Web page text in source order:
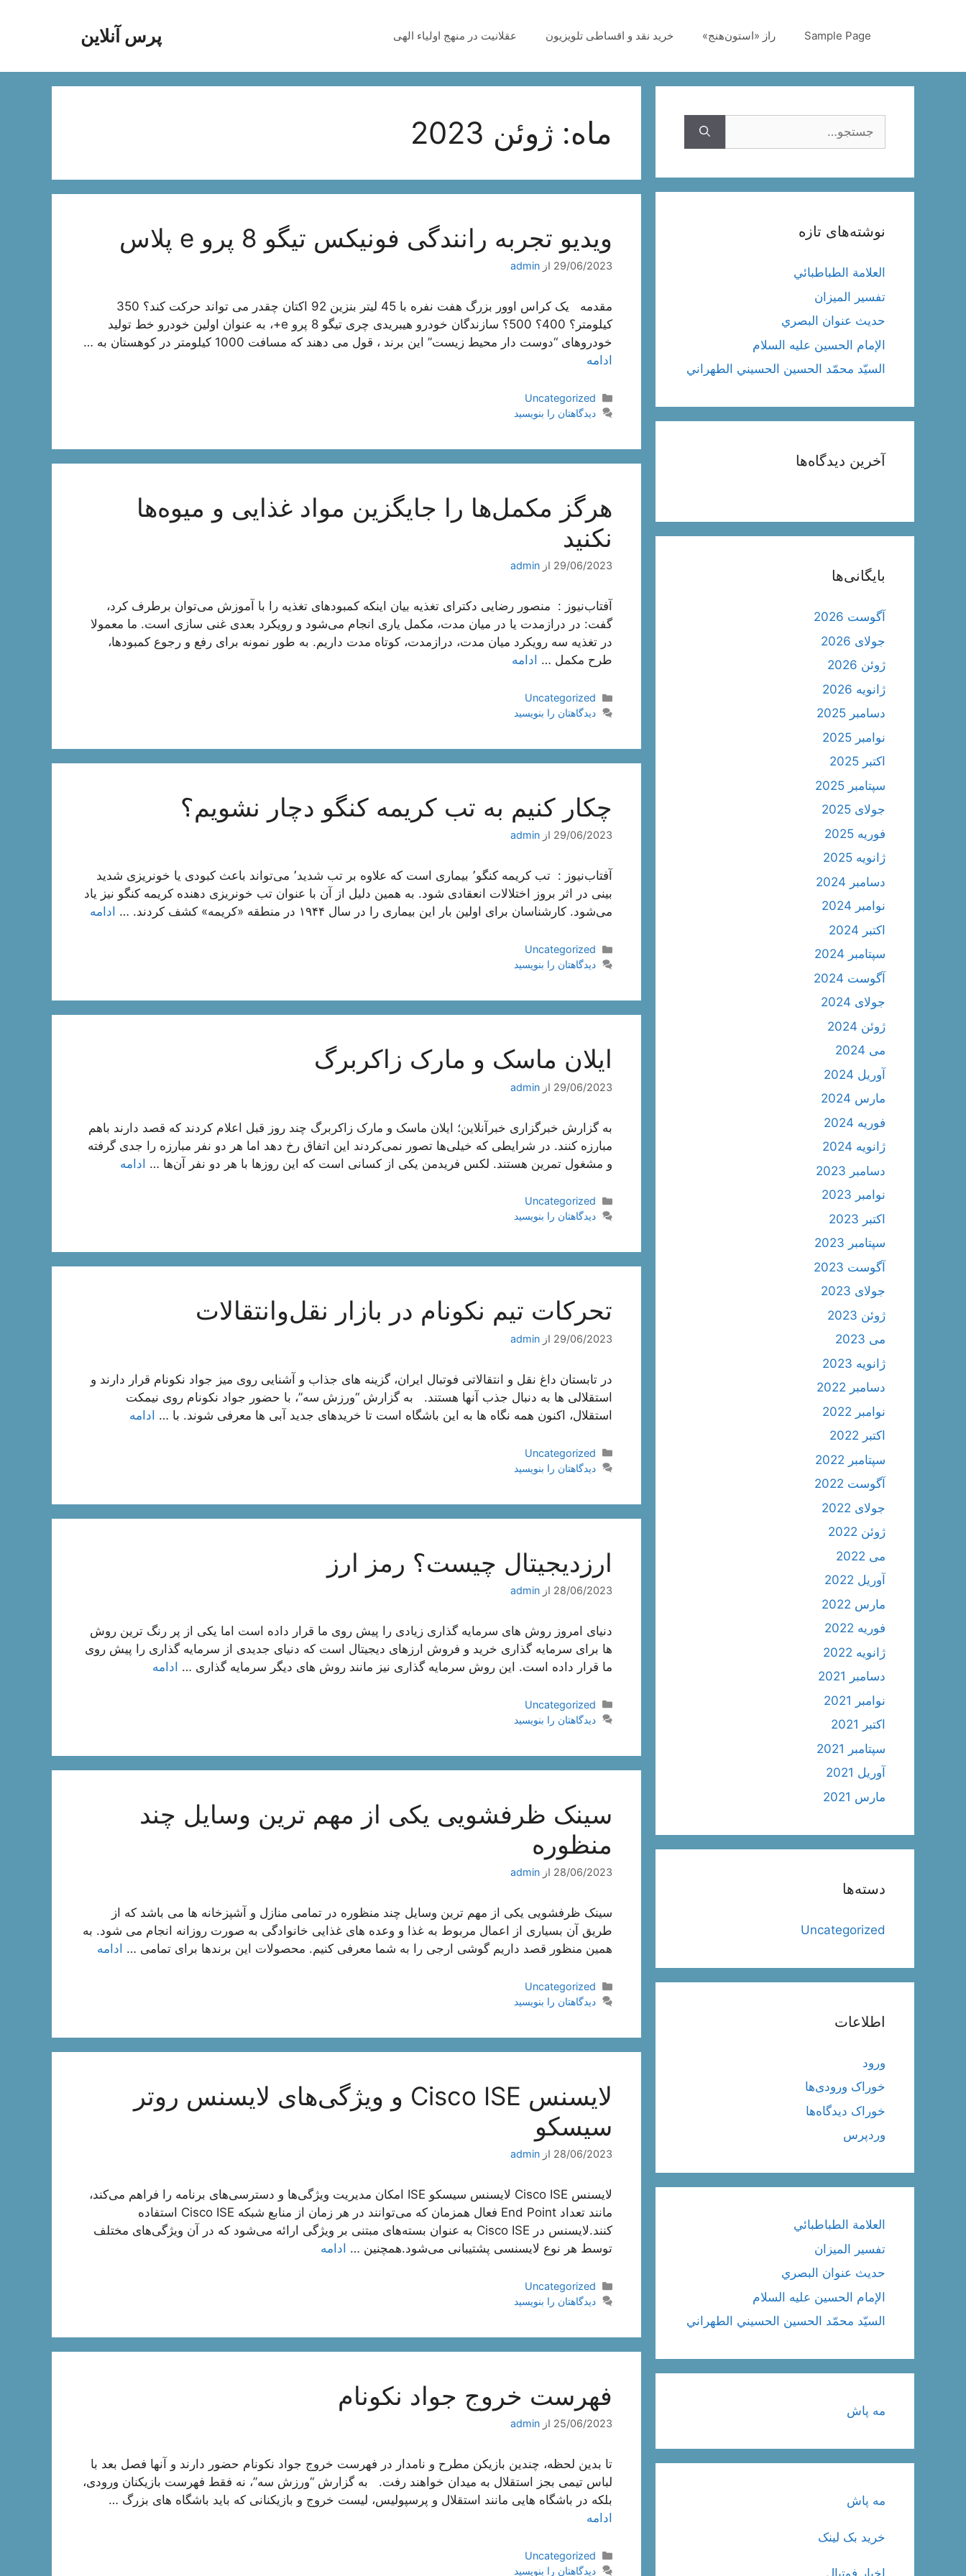
پرس آنلاین Sample Page راز «استون‌هنج» خرید نقد و اقساطی تلویزیون عقلانیت در منهج اولیاء الهی
ماه: ژوئن 2023
ویدیو تجربه رانندگی فونیکس تیگو 8 پرو e پلاس
29/06/2023 از admin
مقدمه یک کراس اوور بزرگ هفت نفره با 45 لیتر بنزین 92 اکتان چقدر می تواند حرکت کند؟ 350
کیلومتر؟ 400؟ 500؟ سازندگان خودرو هیبریدی چری تیگو 8 پرو e+، به عنوان اولین خودرو خط تولید
خودروهای “دوست دار محیط زیست” این برند ، قول می دهند که مسافت 1000 کیلومتر در کوهستان به …
ادامه
دسته‌ها
Uncategorized
دیدگاهتان را بنویسید
هرگز مکمل‌ها را جایگزین مواد غذایی و میوه‌ها
نکنید
29/06/2023 از admin
آفتاب‌‌نیوز : منصور رضایی دکترای تغذیه بیان اینکه کمبود‌های تغذیه را با آموزش می‌توان برطرف کرد،
گفت: در درازمدت یا در میان مدت، مکمل یاری انجام می‌شود و رویکرد بعدی غنی سازی است. ما معمولا
در تغذیه سه رویکرد میان مدت، درازمدت، کوتاه مدت داریم. به طور نمونه برای رفع و رجوع کمبود‌ها،
طرح مکمل … ادامه
دسته‌ها
Uncategorized
دیدگاهتان را بنویسید
چکار کنیم به تب کریمه کنگو دچار نشویم؟
29/06/2023 از admin
آفتاب‌‌نیوز : تب کریمه کنگو٬ بیماری است که علاوه بر تب شدید٬ می‌تواند باعث کبودی یا خونریزی شدید
بینی در اثر بروز اختلالات انعقادی شود. به همین دلیل از آن با عنوان تب خونریزی دهنده کریمه کنگو نیز یاد
می‌شود. کارشناسان برای اولین بار این بیماری را در سال ١٩۴۴ در منطقه «کریمه» کشف کردند. …
ادامه
دسته‌ها
Uncategorized
دیدگاهتان را بنویسید
ایلان ماسک و مارک زاکربرگ
29/06/2023 از admin
به گزارش خبرگزاری خبرآنلاین؛ ایلان ماسک و مارک زاکربرگ چند روز قبل اعلام کردند که قصد دارند باهم
مبارزه کنند. در شرایطی که خیلی‌ها تصور نمی‌کردند این اتفاق رخ دهد اما هر دو نفر مبارزه را جدی گرفته
و مشغول تمرین هستند. لکس فریدمن یکی از کسانی است که این روزها با هر دو نفر آن‌ها … ادامه
دسته‌ها
Uncategorized
دیدگاهتان را بنویسید
تحرکات تیم نکونام در بازار نقل‌و‌انتقالات
29/06/2023 از admin
در تابستان داغ نقل و انتقالاتی فوتبال ایران، گزینه های جذاب و آشنایی روی میز جواد نکونام قرار دارند و
استقلالی ها به دنبال جذب آنها هستند. به گزارش “ورزش سه”، با حضور جواد نکونام روی نیمکت
استقلال، اکنون همه نگاه ها به این باشگاه است تا خریدهای جدید آبی ها معرفی شوند. با … ادامه
دسته‌ها
Uncategorized
دیدگاهتان را بنویسید
ارزدیجیتال چیست؟ رمز ارز
28/06/2023 از admin
دنیای امروز روش های سرمایه گذاری زیادی را پیش روی ما قرار داده است اما یکی از پر رنگ ترین روش
ها برای سرمایه گذاری خرید و فروش ارزهای دیجیتال است که دنیای جدیدی از سرمایه گذاری را پیش روی
ما قرار داده است. این روش سرمایه گذاری نیز مانند روش های دیگر سرمایه گذاری … ادامه
دسته‌ها
Uncategorized
دیدگاهتان را بنویسید
سینک ظرفشویی یکی از مهم ترین وسایل چند
منظوره
28/06/2023 از admin
سینک ظرفشویی یکی از مهم ترین وسایل چند منظوره در تمامی منازل و آشپزخانه ها می باشد که از
طریق آن بسیاری از اعمال مربوط به غذا و وعده های غذایی خانوادگی به صورت روزانه انجام می شود. به
همین منظور قصد داریم گوشی ارجی را به شما معرفی کنیم. محصولات این برندها برای تمامی … ادامه
دسته‌ها
Uncategorized
دیدگاهتان را بنویسید
لایسنس Cisco ISE و ویژگی‌های لایسنس روتر
سیسکو
28/06/2023 از admin
لایسنس Cisco ISE لایسنس سیسکو ISE امکان مدیریت ویژگی‌ها و دسترسی‌های برنامه را فراهم می‌کند،
مانند تعداد End Point فعال همزمان که می‌توانند در هر زمان از منابع شبکه Cisco ISE استفاده
کنند.لایسنس در Cisco ISE به عنوان بسته‌های مبتنی بر ویژگی ارائه می‌شود که در آن ویژگی‌های مختلف
توسط هر نوع لایسنسی پشتیبانی می‌شود.همچنین … ادامه
دسته‌ها
Uncategorized
دیدگاهتان را بنویسید
فهرست خروج جواد نکونام
25/06/2023 از admin
تا بدین لحظه، چندین بازیکن مطرح و نامدار در فهرست خروج جواد نکونام حضور دارند و آنها فصل بعد با
لباس تیمی بجز استقلال به میدان خواهند رفت. به گزارش “ورزش سه”، نه فقط فهرست بازیکنان ورودی،
بلکه در باشگاه هایی مانند استقلال و پرسپولیس، لیست خروج و بازیکنانی که باید باشگاه های بزرگ …
ادامه
دسته‌ها
Uncategorized
دیدگاهتان را بنویسید
نوشته‌های تازه
العلامة الطباطبائي
تفسير الميزان
حديث عنوان البصري
الإمام الحسين عليه السلام
السيّد محمّد الحسين الحسيني الطهراني
آخرین دیدگاه‌ها
بایگانی‌ها
آگوست 2026
جولای 2026
ژوئن 2026
ژانویه 2026
دسامبر 2025
نوامبر 2025
اکتبر 2025
سپتامبر 2025
جولای 2025
فوریه 2025
ژانویه 2025
دسامبر 2024
نوامبر 2024
اکتبر 2024
سپتامبر 2024
آگوست 2024
جولای 2024
ژوئن 2024
می 2024
آوریل 2024
مارس 2024
فوریه 2024
ژانویه 2024
دسامبر 2023
نوامبر 2023
اکتبر 2023
سپتامبر 2023
آگوست 2023
جولای 2023
ژوئن 2023
می 2023
ژانویه 2023
دسامبر 2022
نوامبر 2022
اکتبر 2022
سپتامبر 2022
آگوست 2022
جولای 2022
ژوئن 2022
می 2022
آوریل 2022
مارس 2022
فوریه 2022
ژانویه 2022
دسامبر 2021
نوامبر 2021
اکتبر 2021
سپتامبر 2021
آوریل 2021
مارس 2021
دسته‌ها
Uncategorized
اطلاعات
ورود
خوراک ورودی‌ها
خوراک دیدگاه‌ها
وردپرس
العلامة الطباطبائي
تفسير الميزان
حديث عنوان البصري
الإمام الحسين عليه السلام
السيّد محمّد الحسين الحسيني الطهراني
مه پاش
مه پاش
خرید بک لینک
اخبار فوتبال